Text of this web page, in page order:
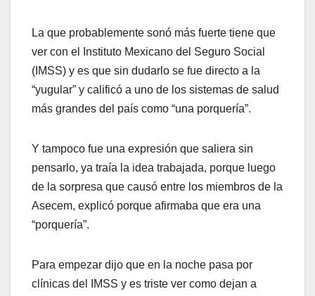
La que probablemente sonó más fuerte tiene que
ver con el Instituto Mexicano del Seguro Social
(IMSS) y es que sin dudarlo se fue directo a la
“yugular” y calificó a uno de los sistemas de salud
más grandes del país como “una porquería”.
Y tampoco fue una expresión que saliera sin
pensarlo, ya traía la idea trabajada, porque luego
de la sorpresa que causó entre los miembros de la
Asecem, explicó porque afirmaba que era una
“porquería”.
Para empezar dijo que en la noche pasa por
clínicas del IMSS y es triste ver como dejan a